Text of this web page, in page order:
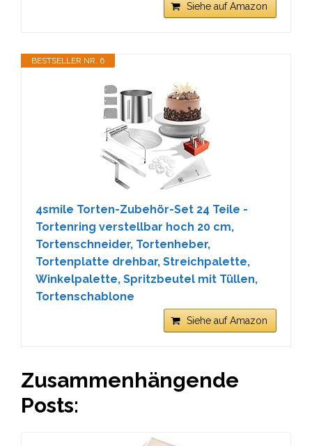
Siehe auf Amazon
BESTSELLER NR. 6
4smile Torten-Zubehör-Set 24 Teile -
Tortenring verstellbar hoch 20 cm,
Tortenschneider, Tortenheber,
Tortenplatte drehbar, Streichpalette,
Winkelpalette, Spritzbeutel mit Tüllen,
Tortenschablone
Siehe auf Amazon
Zusammenhängende
Posts: